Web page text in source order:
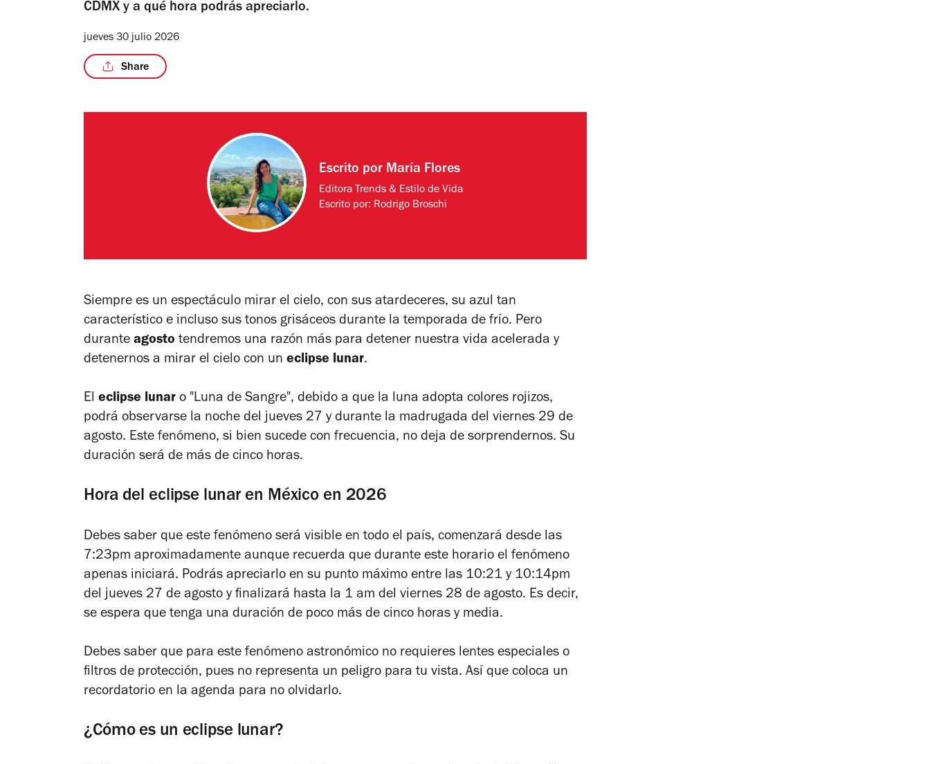
CDMX y a qué hora podrás apreciarlo.
jueves 30 julio 2026
Share
Escrito por María Flores
Editora Trends & Estilo de Vida
Escrito por: Rodrigo Broschi
Siempre es un espectáculo mirar el cielo, con sus atardeceres, su azul tan
característico e incluso sus tonos grisáceos durante la temporada de frío. Pero
durante agosto tendremos una razón más para detener nuestra vida acelerada y
detenernos a mirar el cielo con un eclipse lunar.
El eclipse lunar o "Luna de Sangre", debido a que la luna adopta colores rojizos,
podrá observarse la noche del jueves 27 y durante la madrugada del viernes 29 de
agosto. Este fenómeno, si bien sucede con frecuencia, no deja de sorprendernos. Su
duración será de más de cinco horas.
Hora del eclipse lunar en México en 2026
Debes saber que este fenómeno será visible en todo el país, comenzará desde las
7:23pm aproximadamente aunque recuerda que durante este horario el fenómeno
apenas iniciará. Podrás apreciarlo en su punto máximo entre las 10:21 y 10:14pm
del jueves 27 de agosto y finalizará hasta la 1 am del viernes 28 de agosto. Es decir,
se espera que tenga una duración de poco más de cinco horas y media.
Debes saber que para este fenómeno astronómico no requieres lentes especiales o
filtros de protección, pues no representa un peligro para tu vista. Así que coloca un
recordatorio en la agenda para no olvidarlo.
¿Cómo es un eclipse lunar?